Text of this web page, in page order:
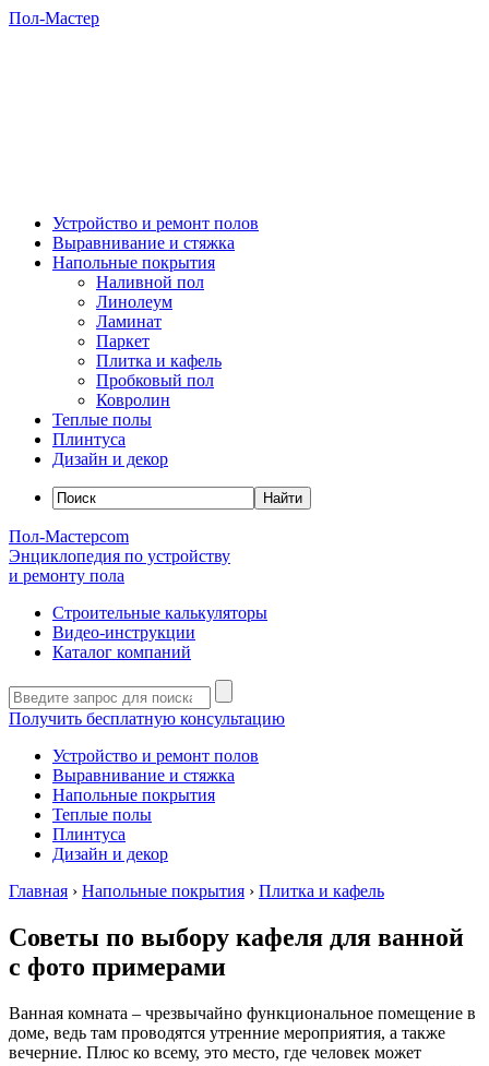
Пол-Мастер
Устройство и ремонт полов
Выравнивание и стяжка
Напольные покрытия
Наливной пол
Линолеум
Ламинат
Паркет
Плитка и кафель
Пробковый пол
Ковролин
Теплые полы
Плинтуса
Дизайн и декор
Пол-Мастерcom
Энциклопедия по устройству
и ремонту пола
Строительные калькуляторы
Видео-инструкции
Каталог компаний
Получить бесплатную консультацию
Устройство и ремонт полов
Выравнивание и стяжка
Напольные покрытия
Теплые полы
Плинтуса
Дизайн и декор
Главная › Напольные покрытия › Плитка и кафель
Советы по выбору кафеля для ванной
с фото примерами
Ванная комната – чрезвычайно функциональное помещение в
доме, ведь там проводятся утренние мероприятия, а также
вечерние. Плюс ко всему, это место, где человек может